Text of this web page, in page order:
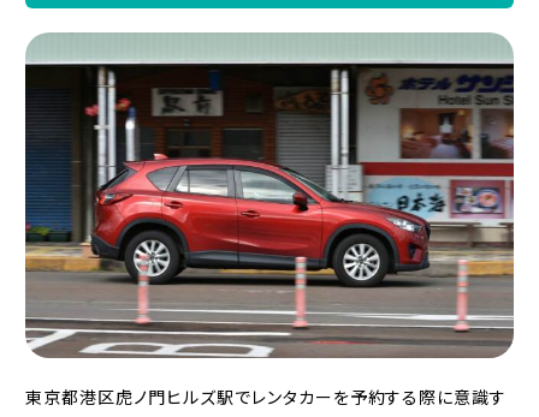
東京都港区虎ノ門ヒルズ駅でレンタカーを予約する際に意識す